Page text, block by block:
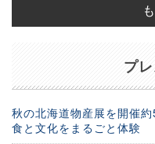
プ
秋の北海道物産展を開催
食と文化をまるごと体験